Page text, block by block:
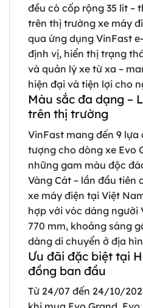
đều có cốp rộng 35 lít –
trên thị trường xe máy
qua ứng dụng VinFast
định vị, hiển thị trạng
và quản lý xe từ xa –
hiện đại và tiện lợi cho
Màu sắc đa dạng –
trên thị trường
VinFast mang đến 9 lựa
tượng cho dòng xe Evo
những gam màu độc
Vàng Cát – lần đầu
xe máy điện tại Việt
hợp với vóc dáng người
770 mm, khoảng sáng
dàng di chuyển ở địa
Ưu đãi đặc biệt tại
đồng ban đầu
Từ 24/07 đến 24/10/